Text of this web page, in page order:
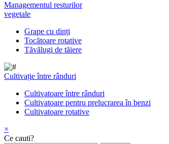
Managementul resturilor
vegetale
Grape cu dinți
Tocătoare rotative
Tăvălugi de tăiere
Cultivație între rânduri
Cultivatoare între rânduri
Cultivatoare pentru prelucrarea în benzi
Cultivatoare rotative
×
Ce cauti?